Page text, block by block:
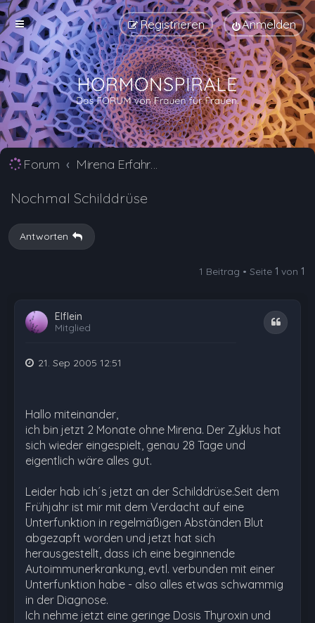
Anmelden
Registrieren
Forum Mirena Erfahrungsberichte und Nebenwirkungen
Nochmal Schilddrüse
Antworten
1 Beitrag • Seite 1 von 1
Elflein
Mitglied
Zitat
21. Sep 2005 12:51
Hallo miteinander,
ich bin jetzt 2 Monate ohne Mirena. Der Zyklus hat
sich wieder eingespielt, genau 28 Tage und
eigentlich wäre alles gut.
Leider hab ich´s jetzt an der Schilddrüse.Seit dem
Frühjahr ist mir mit dem Verdacht auf eine
Unterfunktion in regelmäßigen Abständen Blut
abgezapft worden und jetzt hat sich
herausgestellt, dass ich eine beginnende
Autoimmunerkrankung, evtl. verbunden mit einer
Unterfunktion habe - also alles etwas schwammig
in der Diagnose.
Ich nehme jetzt eine geringe Dosis Thyroxin und